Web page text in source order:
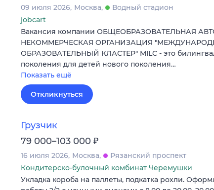
09 июля 2026 Москва
Водный стадион
jobcart
Вакансия компании ОБЩЕОБРАЗОВАТЕЛЬНАЯ
НЕКОММЕРЧЕСКАЯ ОРГАНИЗАЦИЯ
ОБРАЗОВАТЕЛЬНЫЙ КЛАСТЕР" MILC - это
поколения для детей нового поколения…
Показать ещё
Откликнуться
Грузчик
79 000–103 000 ₽
16 июля 2026 Москва
Рязанский проспект
Кондитерско-булочный комбинат Черемушки
Укладка короба на паллеты, подкатка рохли.